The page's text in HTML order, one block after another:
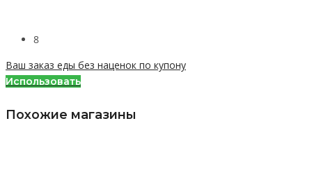
8
Ваш заказ еды без наценок по купону
Использовать
Похожие магазины